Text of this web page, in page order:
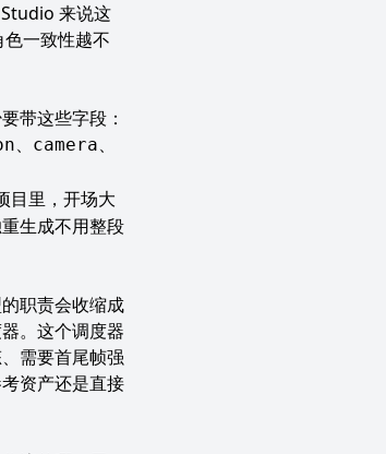
来说这
一致性越不
带这些字段：
、 camera、
目里，开场大
生成不用整段
职责会收缩成
。这个调度器
需要首尾帧强
资产还是直接